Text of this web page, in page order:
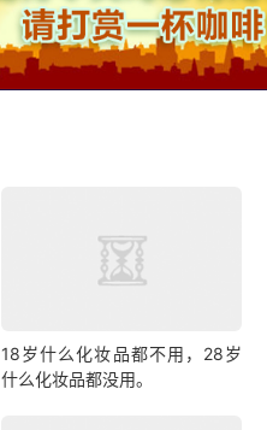
18岁什么化妆品都不用，28岁
什么化妆品都没用。